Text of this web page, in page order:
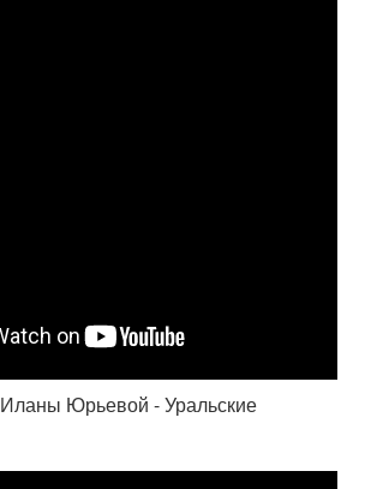
Юрьевой - Уральские